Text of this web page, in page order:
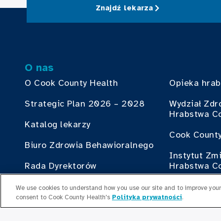
Znajdź lekarza
O nas
O Cook County Health
Strategic Plan 2026 – 2028
Katalog lekarzy
Biuro Zdrowia Behawioralnego
Rada Dyrektorów
Zasoby ludzkie
Biuro Planu Zatrudnienia
Opieka
Wydział
Hrabstwa
Cook
Instytut
Hrabstwa
Brać w
We use cookies to understand how you use our site and to improve
consent to Cook County Health's Polityka prywatności.